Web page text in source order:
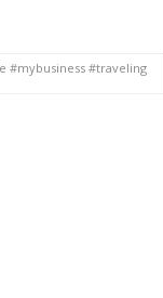
#mybusiness #traveling